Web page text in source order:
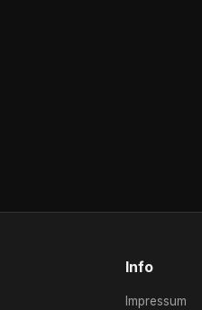
Info
Impressum